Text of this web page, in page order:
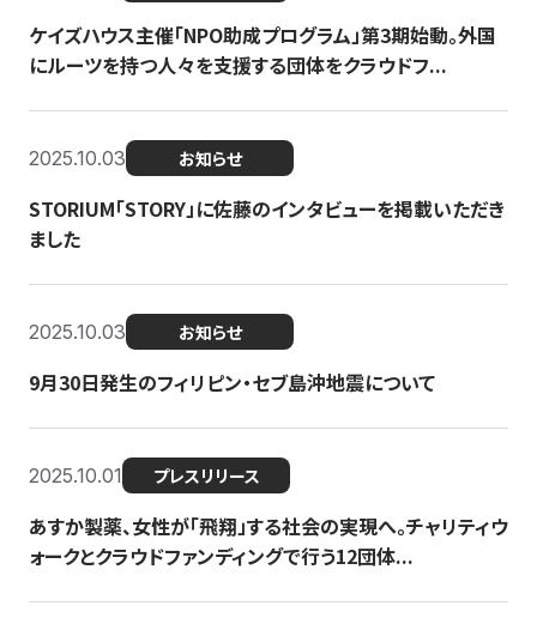
ケイズハウス主催「NPO助成プログラム」第3期始動。外国
にルーツを持つ人々を支援する団体をクラウドフ...
2025.10.03 お知らせ
STORIUM「STORY」に佐藤のインタビューを掲載いただき
ました
2025.10.03 お知らせ
9月30日発生のフィリピン・セブ島沖地震について
2025.10.01 プレスリリース
あすか製薬、女性が「飛翔」する社会の実現へ。チャリティウ
ォークとクラウドファンディングで行う12団体...